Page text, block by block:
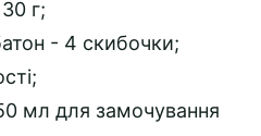
г;
- 4 скибочки;
мл для замочування